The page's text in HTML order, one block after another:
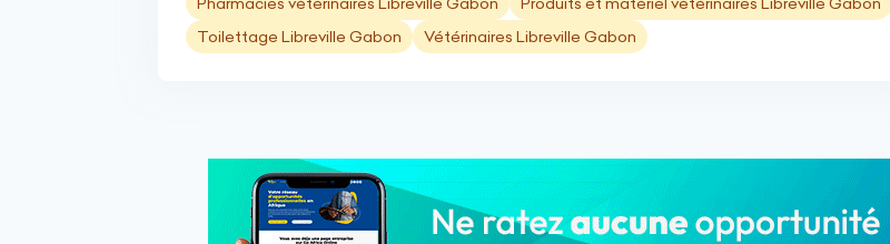
Toilettage Libreville Gabon
Vétérinaires Libreville Gabon